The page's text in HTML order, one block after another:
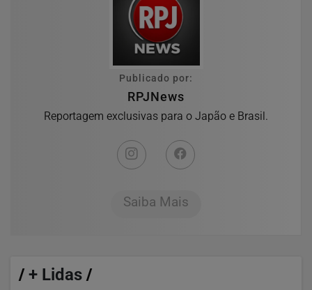
Publicado por:
RPJNews
Reportagem exclusivas para o Japão e Brasil.
Saiba Mais
/ + Lidas /